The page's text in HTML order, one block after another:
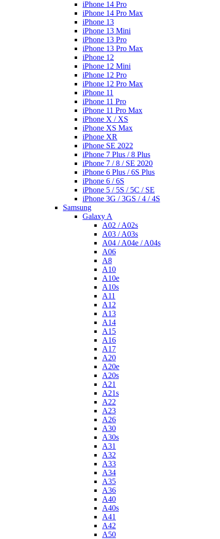
iPhone 14 Pro
iPhone 14 Pro Max
iPhone 13
iPhone 13 Mini
iPhone 13 Pro
iPhone 13 Pro Max
iPhone 12
iPhone 12 Mini
iPhone 12 Pro
iPhone 12 Pro Max
iPhone 11
iPhone 11 Pro
iPhone 11 Pro Max
iPhone X / XS
iPhone XS Max
iPhone XR
iPhone SE 2022
iPhone 7 Plus / 8 Plus
iPhone 7 / 8 / SE 2020
iPhone 6 Plus / 6S Plus
iPhone 6 / 6S
iPhone 5 / 5S / 5C / SE
iPhone 3G / 3GS / 4 / 4S
Samsung
Galaxy A
A02 / A02s
A03 / A03s
A04 / A04e / A04s
A06
A8
A10
A10e
A10s
A11
A12
A13
A14
A15
A16
A17
A20
A20e
A20s
A21
A21s
A22
A23
A26
A30
A30s
A31
A32
A33
A34
A35
A36
A40
A40s
A41
A42
A50